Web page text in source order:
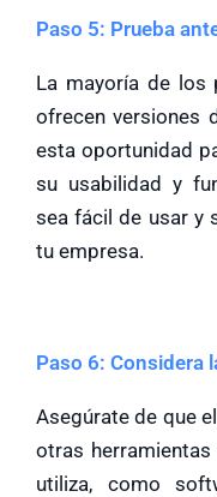
Paso 5: Prueba
La mayoría de los
ofrecen versiones
esta oportunidad
su usabilidad y
sea fácil de usar y
tu empresa.
Paso 6: Considera
Asegúrate de que
otras
utiliza, como